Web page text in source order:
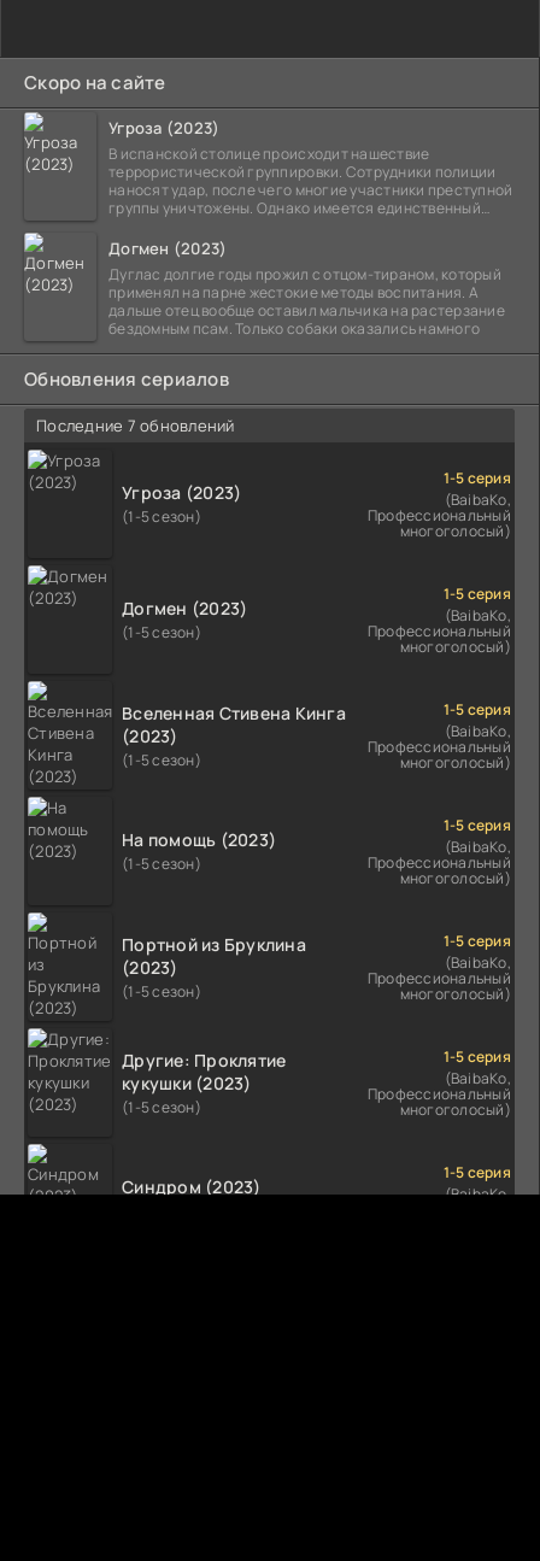
Скоро на сайте
Угроза (2023)
В испанской столице происходит нашествие
террористической группировки. Сотрудники полиции
наносят удар, после чего многие участники преступной
группы уничтожены. Однако имеется единственный
Догмен (2023)
Дуглас долгие годы прожил с отцом-тираном, который
применял на парне жестокие методы воспитания. А
дальше отец вообще оставил мальчика на растерзание
бездомным псам. Только собаки оказались намного
Обновления сериалов
Последние 7 обновлений
Угроза (2023)
(1-5 сезон)
1-5 серия
(BaibaKo,
Профессиональный
многоголосый)
Догмен (2023)
(1-5 сезон)
1-5 серия
(BaibaKo,
Профессиональный
многоголосый)
Вселенная Стивена Кинга
(2023)
(1-5 сезон)
1-5 серия
(BaibaKo,
Профессиональный
многоголосый)
На помощь (2023)
(1-5 сезон)
1-5 серия
(BaibaKo,
Профессиональный
многоголосый)
Портной из Бруклина
(2023)
(1-5 сезон)
1-5 серия
(BaibaKo,
Профессиональный
многоголосый)
Другие: Проклятие
кукушки (2023)
(1-5 сезон)
1-5 серия
(BaibaKo,
Профессиональный
многоголосый)
Синдром (2023)
1-5 серия
(BaibaKo,